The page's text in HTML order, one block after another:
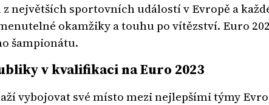
největších sportovních událostí v Evropě a
okamžiky a touhu po vítězství. Euro
šampionátu.
v kvalifikaci na Euro 2023
vybojovat své místo mezi nejlepšími týmy